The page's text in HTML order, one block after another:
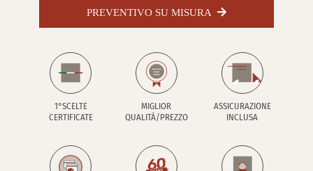
PREVENTIVO SU MISURA
1°SCELTE
CERTIFICATE
MIGLIOR
QUALITÀ/PREZZO
ASSICURAZIONE
INCLUSA